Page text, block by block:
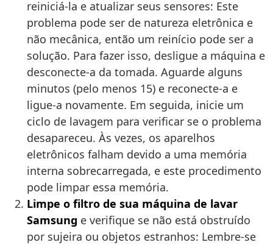
reiniciá-la e atualizar seus sensores: Este
problema pode ser de natureza eletrônica e
não mecânica, então um reinício pode ser a
solução. Para fazer isso, desligue a máquina e
desconecte-a da tomada. Aguarde alguns
minutos (pelo menos 15) e reconecte-a e
ligue-a novamente. Em seguida, inicie um
ciclo de lavagem para verificar se o problema
desapareceu. Às vezes, os aparelhos
eletrônicos falham devido a uma memória
interna sobrecarregada, e este procedimento
pode limpar essa memória.
Limpe o filtro de sua máquina de lavar
Samsung e verifique se não está obstruído
por sujeira ou objetos estranhos: Lembre-se